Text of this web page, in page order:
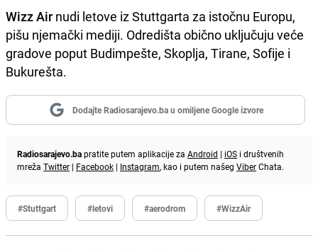
Wizz Air nudi letove iz Stuttgarta za istočnu Europu,
pišu njemački mediji. Odredišta obično uključuju veće
gradove poput Budimpešte, Skoplja, Tirane, Sofije i
Bukurešta.
Dodajte Radiosarajevo.ba u omiljene Google izvore
Radiosarajevo.bapratite putem aplikacije za Android | iOS i društvenih
mreža Twitter | Facebook | Instagram, kao i putem našeg ViberChata.
#Stuttgart #letovi #aerodrom #WizzAir